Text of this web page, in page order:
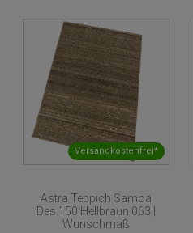
Versandkostenfrei*
Astra Teppich Samoa
Des.150 Hellbraun 063 |
Wunschmaß